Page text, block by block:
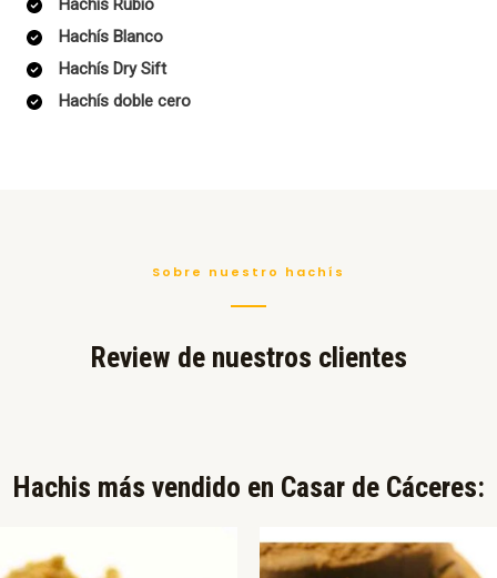
Hachís Rubio
Hachís Blanco
Hachís Dry Sift
Hachís doble cero
Sobre nuestro hachís
Review de nuestros clientes
Hachis más vendido en Casar de Cáceres:​